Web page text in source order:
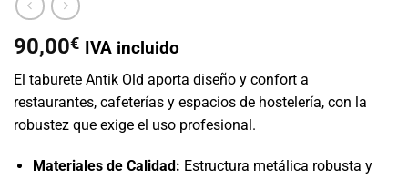
90,00€ IVA incluido
El taburete Antik Old aporta diseño y confort a
restaurantes, cafeterías y espacios de hostelería, con la
robustez que exige el uso profesional.
Materiales de Calidad: Estructura metálica robusta y